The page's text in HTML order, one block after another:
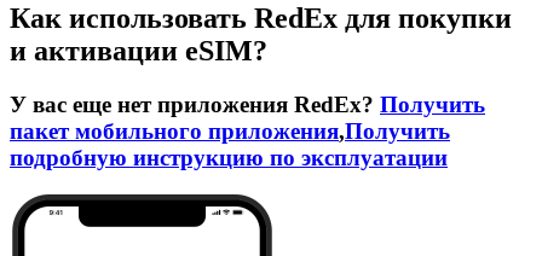
Как использовать RedEx для покупки
и активации eSIM?
У вас еще нет приложения RedEx? Получить
пакет мобильного приложения,Получить
подробную инструкцию по эксплуатации